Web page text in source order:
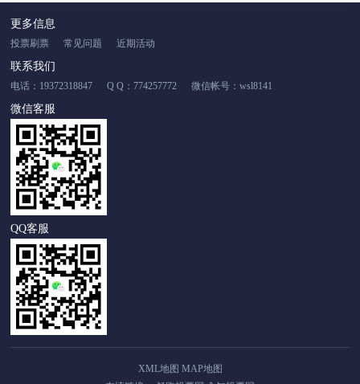
更多信息
投票刷票 常见问题 近期活动
联系我们
电话：19372318847 Q Q：774257772 微信帐号：wsl8141
微信客服
QQ客服
XML地图 MAP地图